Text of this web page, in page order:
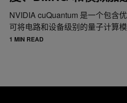
NVIDIA cuQuantum 是一个包含
可将电路和设备级别的量子计算
1 MIN READ